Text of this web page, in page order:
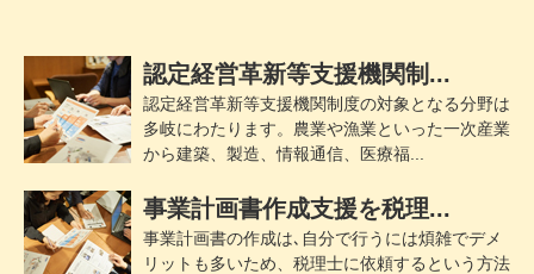
認定経営革新等支援機関制...
認定経営革新等支援機関制度の対象となる分野は
多岐にわたります。農業や漁業といった一次産業
から建築、製造、情報通信、医療福...
事業計画書作成支援を税理...
事業計画書の作成は､自分で行うには煩雑でデメ
リットも多いため、税理士に依頼するという方法